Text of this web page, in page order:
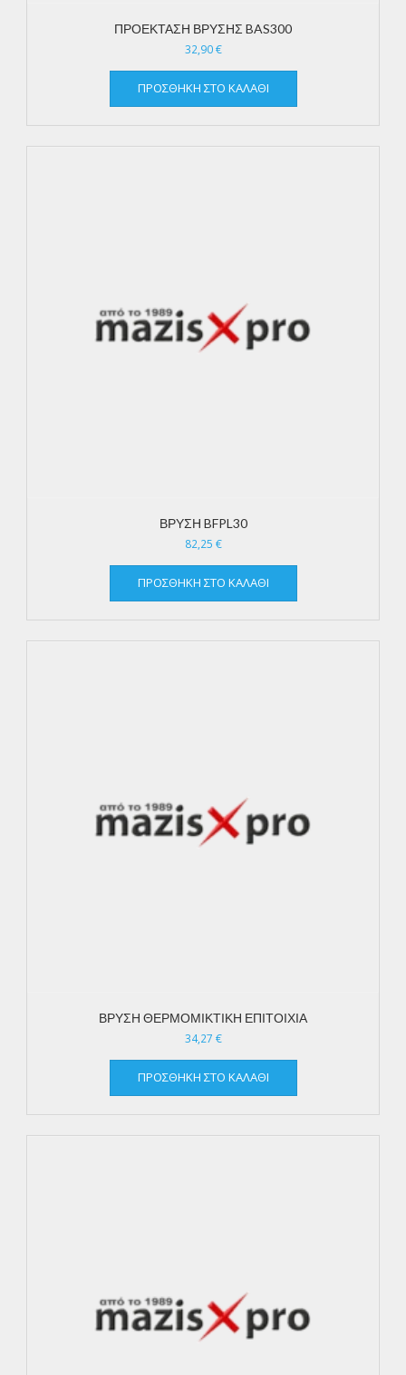
ΠΡΟΕΚΤΑΣΗ ΒΡΥΣΗΣ BAS300
32,90€
ΠΡΟΣΘΉΚΗ ΣΤΟ ΚΑΛΆΘΙ
ΒΡΥΣΗ BFPL30
82,25 €
ΠΡΟΣΘΉΚΗ ΣΤΟ ΚΑΛΆΘΙ
ΒΡΥΣΗ ΘΕΡΜΟΜΙΚΤΙΚΗ ΕΠΙΤΟΙΧΙΑ
34,27 €
ΠΡΟΣΘΉΚΗ ΣΤΟ ΚΑΛΆΘΙ